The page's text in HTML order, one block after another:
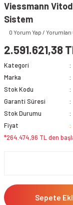
Viessmann
Sistem
0 Yorum Yap / Yorumları
2.591.621,38
Kategori
Marka
Stok Kodu
Garanti Süresi
Stok Durumu
Fiyat
*264.474,96 TL den
Sepete